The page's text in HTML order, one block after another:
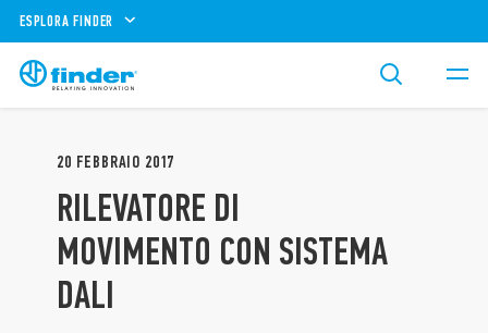
ESPLORA FINDER
20 FEBBRAIO 2017
RILEVATORE DI
MOVIMENTO CON SISTEMA
DALI